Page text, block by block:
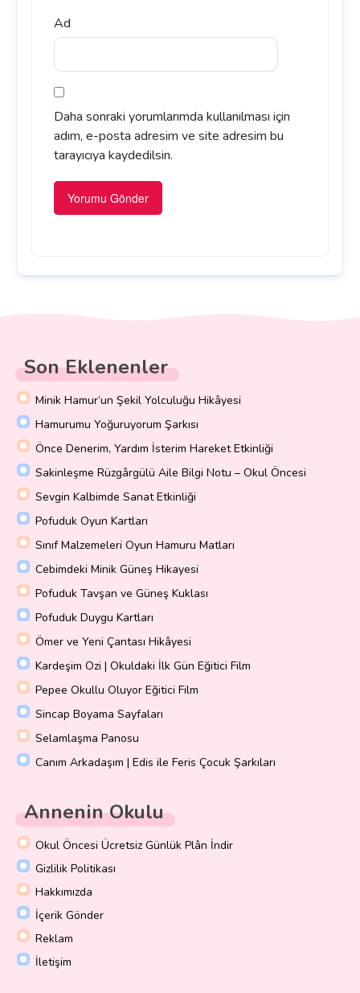
Ad
Daha sonraki yorumlarımda kullanılması için
adım, e-posta adresim ve site adresim bu
tarayıcıya kaydedilsin.
Son Eklenenler
Minik Hamur’un Şekil Yolculuğu Hikâyesi
Hamurumu Yoğuruyorum Şarkısı
Önce Denerim, Yardım İsterim Hareket Etkinliği
Sakinleşme Rüzgârgülü Aile Bilgi Notu – Okul Öncesi
Sevgin Kalbimde Sanat Etkinliği
Pofuduk Oyun Kartları
Sınıf Malzemeleri Oyun Hamuru Matları
Cebimdeki Minik Güneş Hikayesi
Pofuduk Tavşan ve Güneş Kuklası
Pofuduk Duygu Kartları
Ömer ve Yeni Çantası Hikâyesi
Kardeşim Ozi | Okuldaki İlk Gün Eğitici Film
Pepee Okullu Oluyor Eğitici Film
Sincap Boyama Sayfaları
Selamlaşma Panosu
Canım Arkadaşım | Edis ile Feris Çocuk Şarkıları
Annenin Okulu
Okul Öncesi Ücretsiz Günlük Plân İndir
Gizlilik Politikası
Hakkımızda
İçerik Gönder
Reklam
İletişim